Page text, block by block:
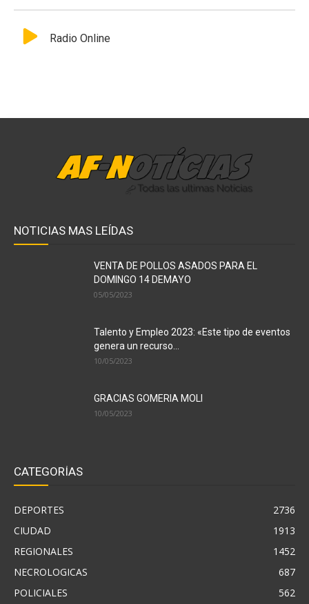
Radio Online
NOTICIAS MAS LEÍDAS
VENTA DE POLLOS ASADOS PARA EL
DOMINGO 14 DEMAYO
05/05/2023
Talento y Empleo 2023: «Este tipo de eventos
genera un recurso...
10/05/2023
GRACIAS GOMERIA MOLI
10/05/2023
CATEGORÍAS
DEPORTES
2736
CIUDAD
1913
REGIONALES
1452
NECROLOGICAS
687
POLICIALES
562